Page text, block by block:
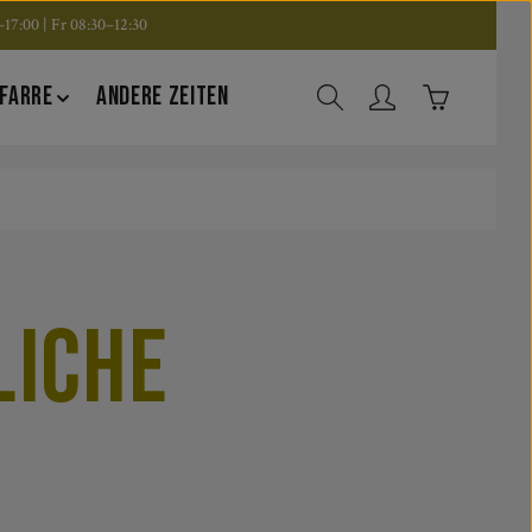
| Fr 08:30–12:30
ANDERE ZEITEN Warenkorb